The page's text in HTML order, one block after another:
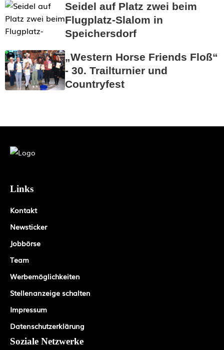
Seidel auf Platz zwei beim
Flugplatz-Slalom in
Speichersdorf
„Western Horse Friends Floß“
- 30. Trailturnier und
Countryfest
Links
Kontakt
Newsticker
Jobbörse
Team
Werbemöglichkeiten
Stellenanzeige schalten
Impressum
Datenschutzerklärung
Soziale Netzwerke